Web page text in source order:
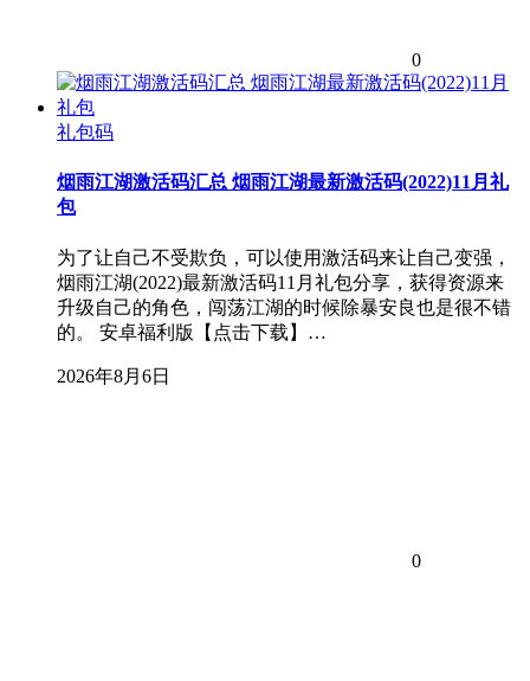
0
礼包码
烟雨江湖激活码汇总 烟雨江湖最新激活码(2022)11月礼
包
为了让自己不受欺负，可以使用激活码来让自己变强，
烟雨江湖(2022)最新激活码11月礼包分享，获得资源来
升级自己的角色，闯荡江湖的时候除暴安良也是很不错
的。 安卓福利版【点击下载】…
2026年8月6日
0